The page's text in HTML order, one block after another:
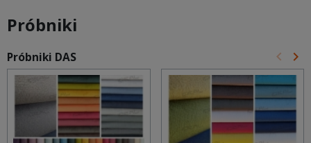
Próbniki
Próbniki DAS keyboard_arrow_left keyboard_arrow_right